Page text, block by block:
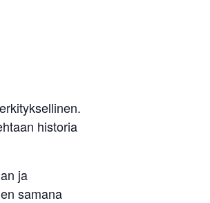
historia
ja
samana